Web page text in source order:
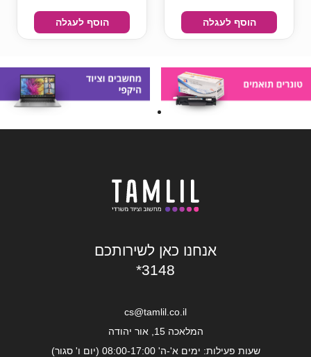
הוסף לעגלה הוסף לעגלה
אנחנו כאן לשירותכם
*3148
cs@tamlil.co.il
המלאכה 15, אור יהודה
שעות פעילות: ימים א'-ה' 08:00-17:00 (יום ו' סגור)